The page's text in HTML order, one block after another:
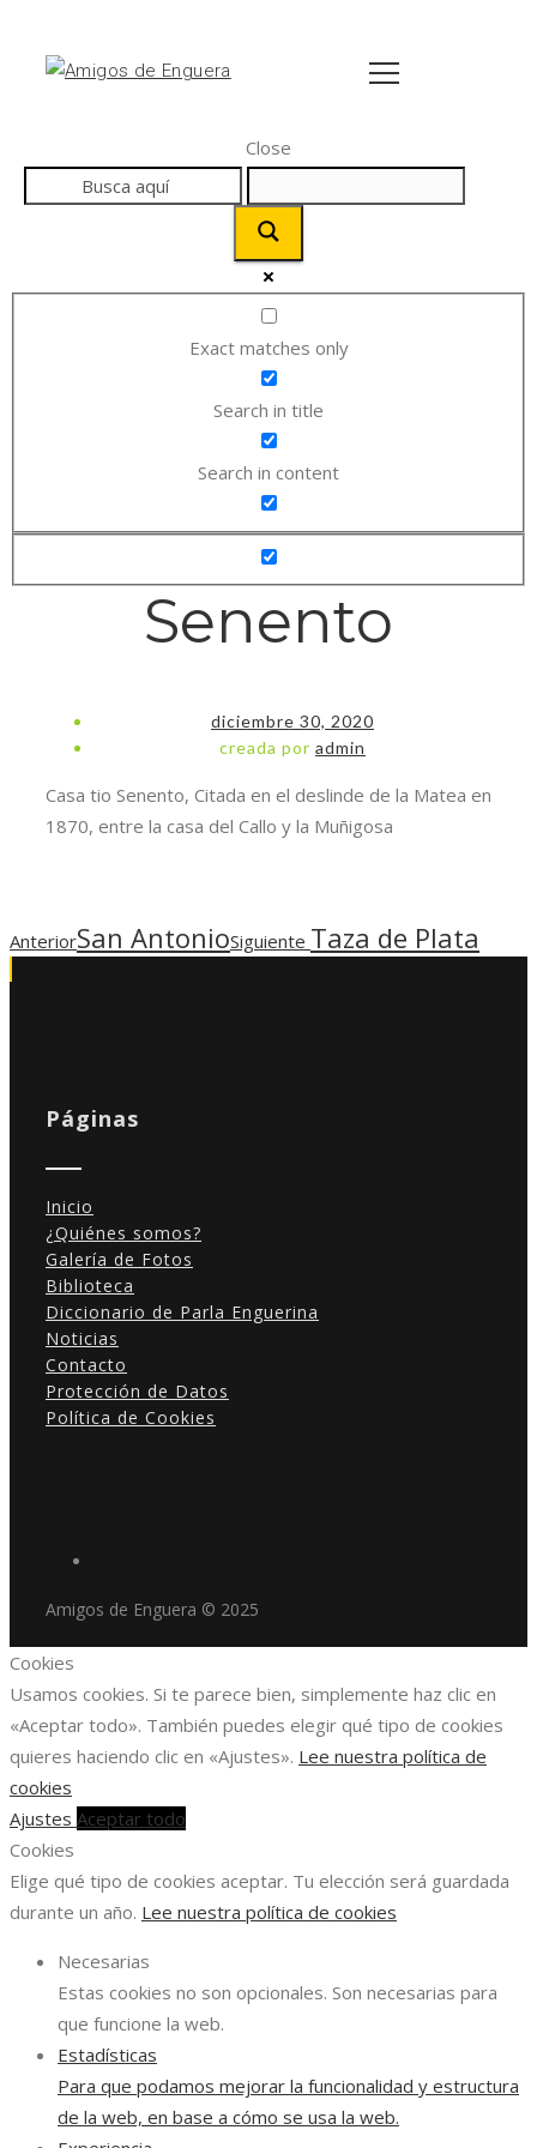
Close
Exact matches only
Search in title
Search in content
Senento
diciembre 30, 2020
creada por admin
Casa tio Senento, Citada en el deslinde de la Matea en
1870, entre la casa del Callo y la Muñigosa
AnteriorSan AntonioSiguiente Taza de Plata
Páginas
Inicio
¿Quiénes somos?
Galería de Fotos
Biblioteca
Diccionario de Parla Enguerina
Noticias
Contacto
Protección de Datos
Política de Cookies
Amigos de Enguera © 2025
Cookies
Usamos cookies. Si te parece bien, simplemente haz clic en
«Aceptar todo». También puedes elegir qué tipo de cookies
quieres haciendo clic en «Ajustes». Lee nuestra política de
cookies
Ajustes Aceptar todo
Cookies
Elige qué tipo de cookies aceptar. Tu elección será guardada
durante un año. Lee nuestra política de cookies
Necesarias
Estas cookies no son opcionales. Son necesarias para
que funcione la web.
Estadísticas
Para que podamos mejorar la funcionalidad y estructura
de la web, en base a cómo se usa la web.